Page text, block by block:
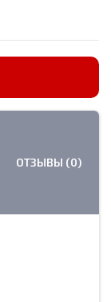
ОТЗЫВЫ (0)